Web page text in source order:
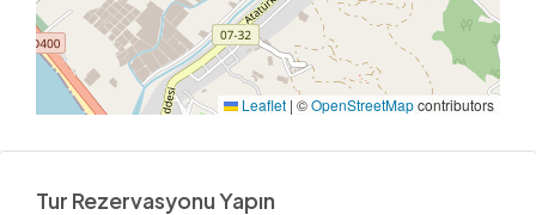
Leaflet | ©OpenStreetMapcontributors
Tur Rezervasyonu Yapın